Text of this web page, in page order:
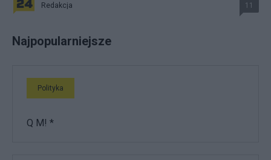
Redakcja 11
Najpopularniejsze
Polityka
Q M! *